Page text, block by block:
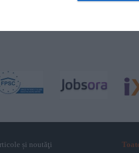
și noutăţi